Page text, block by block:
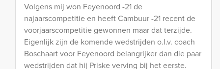
Volgens mij won Feyenoord -21 de
najaarscompetitie en heeft Cambuur -21 recent de
voorjaarscompetitie gewonnen maar dat terzijde.
Eigenlijk zijn de komende wedstrijden o.l.v. coach
Boschaart voor Feyenoord belangrijker dan die paar
wedstrijden dat hij Priske verving bij het eerste.